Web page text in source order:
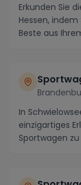
Erkunden Sie
Hessen,
Beste aus
In
einzigartiges
Sportwagen